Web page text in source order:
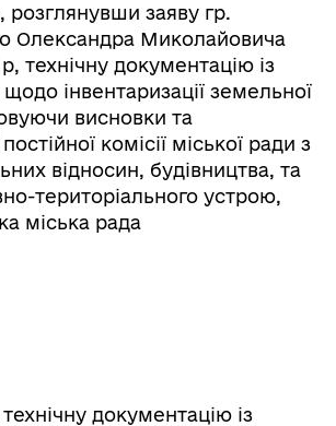
розглянувши заяву гр.
Олександра Миколайовича
технічну документацію із
інвентаризації земельної
висновки та
комісії міської ради з
відносин, будівництва, та
територіального устрою,
міська рада
технічну документацію із